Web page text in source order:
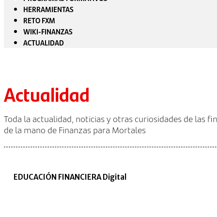
HERRAMIENTAS
RETO FXM
WIKI-FINANZAS
ACTUALIDAD
Actualidad
Toda la actualidad, noticias y otras curiosidades de las
de la mano de Finanzas para Mortales
EDUCACIÓN FINANCIERA Digital